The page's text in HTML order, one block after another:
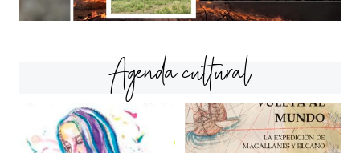
Agenda cultural